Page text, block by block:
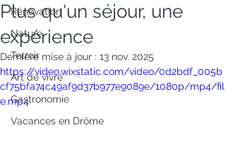
Rénovation
Nature
Terroir
Art de vivre
Gastronomie
Vacances en Drôme
Plus qu'un séjour, une
expérience
Dernière mise à jour : 13 nov. 2025
https://video.wixstatic.com/video/0d2bdf_005b
cf75bfa74c49af9d37b977e9089e/1080p/mp4/fil
e.mp4